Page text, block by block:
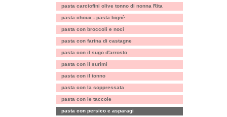
pasta carciofini olive tonno di nonna Rita
pasta choux - pasta bignè
pasta con broccoli e noci
pasta con farina di castagne
pasta con il sugo d'arrosto
pasta con il surimi
pasta con il tonno
pasta con la soppressata
pasta con le taccole
pasta con persico e asparagi